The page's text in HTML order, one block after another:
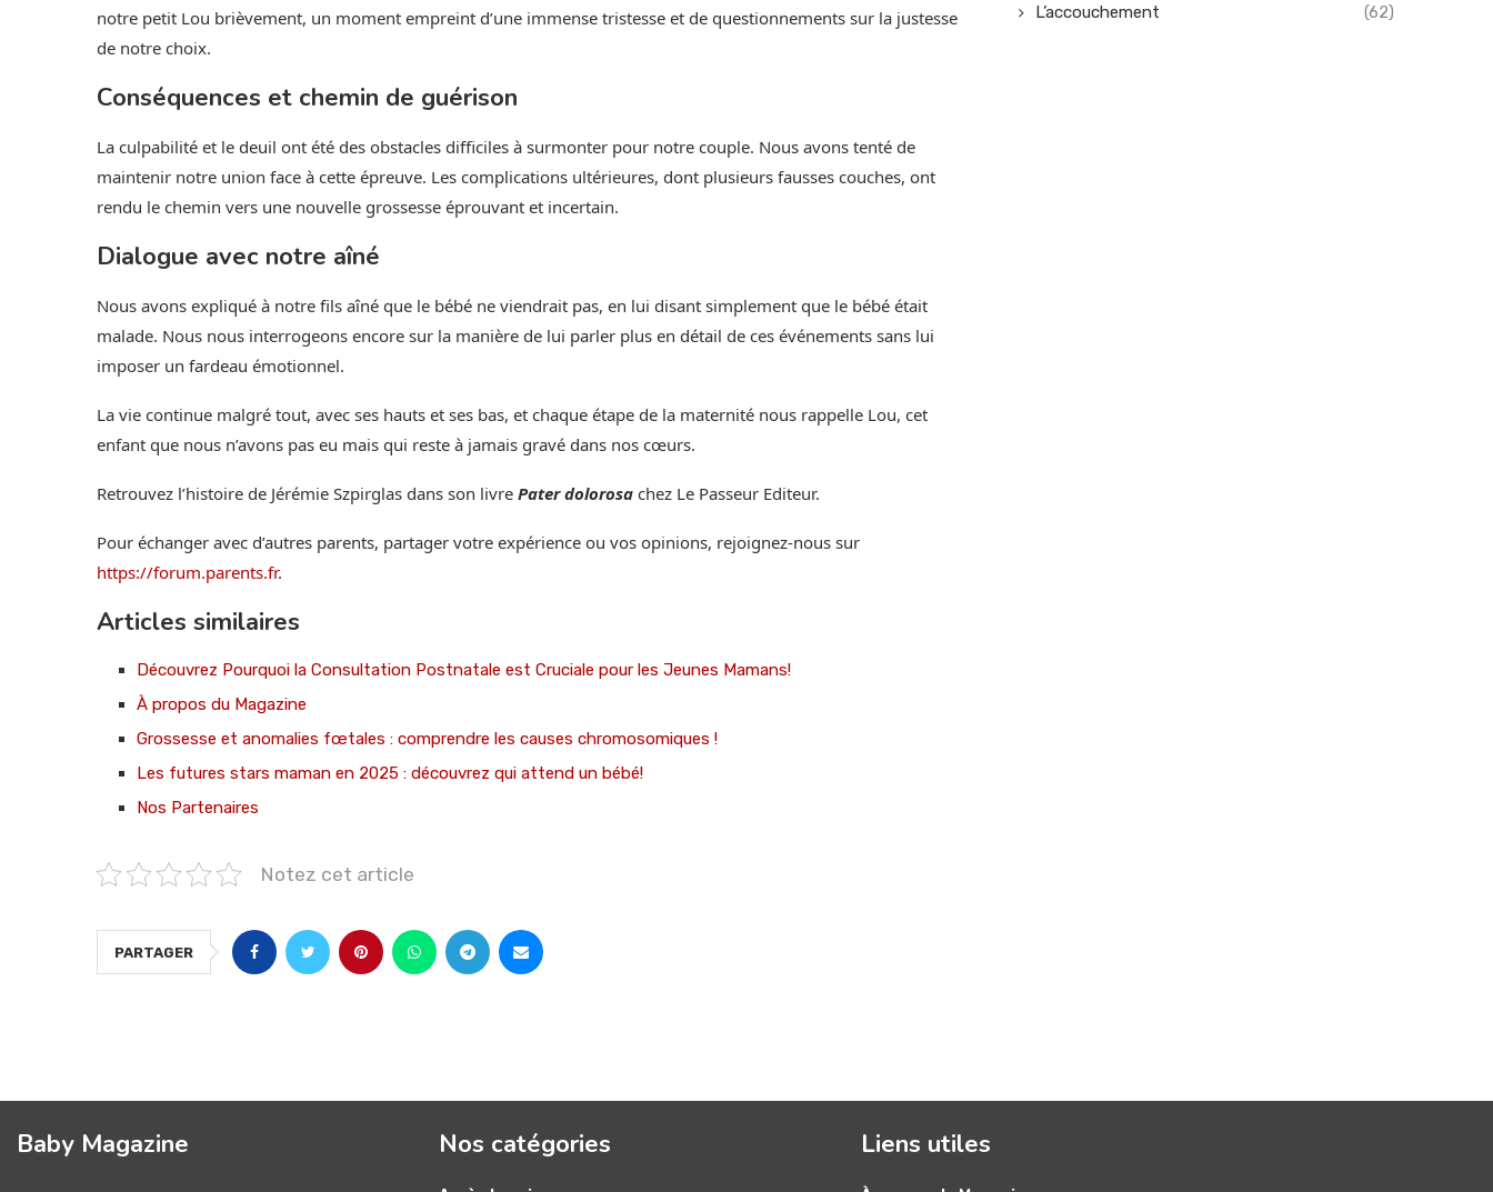
notre petit Lou brièvement, un moment empreint d’une immense tristesse et de questionnements sur la justesse
de notre choix.
Conséquences et chemin de guérison
La culpabilité et le deuil ont été des obstacles difficiles à surmonter pour notre couple. Nous avons tenté de
maintenir notre union face à cette épreuve. Les complications ultérieures, dont plusieurs fausses couches, ont
rendu le chemin vers une nouvelle grossesse éprouvant et incertain.
Dialogue avec notre aîné
Nous avons expliqué à notre fils aîné que le bébé ne viendrait pas, en lui disant simplement que le bébé était
malade. Nous nous interrogeons encore sur la manière de lui parler plus en détail de ces événements sans lui
imposer un fardeau émotionnel.
La vie continue malgré tout, avec ses hauts et ses bas, et chaque étape de la maternité nous rappelle Lou, cet
enfant que nous n’avons pas eu mais qui reste à jamais gravé dans nos cœurs.
Retrouvez l’histoire de Jérémie Szpirglas dans son livre Pater dolorosa chez Le Passeur Editeur.
Pour échanger avec d’autres parents, partager votre expérience ou vos opinions, rejoignez-nous sur
https://forum.parents.fr.
Articles similaires
Découvrez Pourquoi la Consultation Postnatale est Cruciale pour les Jeunes Mamans!
À propos du Magazine
Grossesse et anomalies fœtales : comprendre les causes chromosomiques !
Les futures stars maman en 2025 : découvrez qui attend un bébé!
Nos Partenaires
Notez cet article
PARTAGER
L’accouchement (62)
Baby Magazine Nos catégories Liens utiles